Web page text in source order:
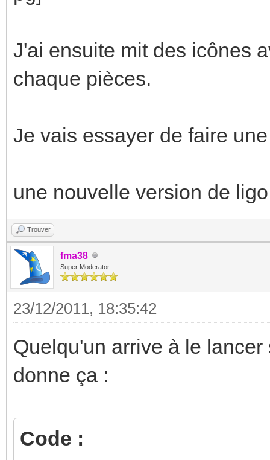
J'ai ensuite mit des icônes
chaque pièces.
Je vais essayer de faire
une nouvelle version de
Trouver
fma38
Super Moderator
23/12/2011, 18:35:42
Quelqu'un arrive à le
donne ça :
Code :